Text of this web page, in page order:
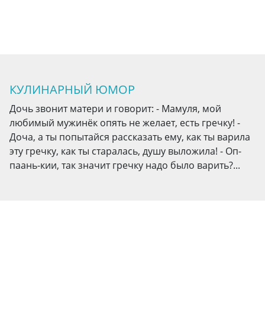
КУЛИНАРНЫЙ ЮМОР
Дочь звонит матери и говорит: - Мамуля, мой
любимый мужинёк опять не желает, есть гречку! -
Доча, а ты попытайся рассказать ему, как ты варила
эту гречку, как ты старалась, душу выложила! - Оп-
паань-кии, так значит гречку надо было варить?...